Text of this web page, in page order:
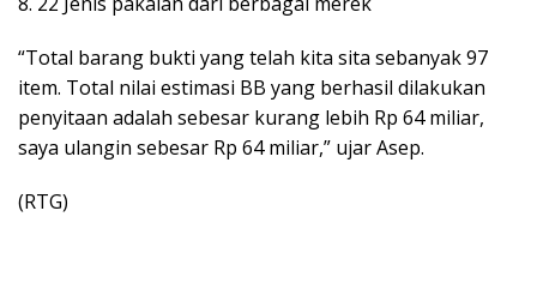
“Total barang bukti yang telah kita sita sebanyak 97
item. Total nilai estimasi BB yang berhasil dilakukan
penyitaan adalah sebesar kurang lebih Rp 64 miliar,
saya ulangin sebesar Rp 64 miliar,” ujar Asep.
(RTG)